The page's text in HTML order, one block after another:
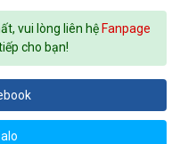
vui lòng liên hệ Fanpage
cho bạn!